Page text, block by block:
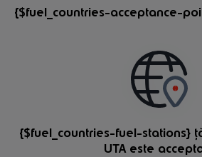
{$fuel_countries-acceptance-
{$fuel_countries-fuel-stations}
UTA este